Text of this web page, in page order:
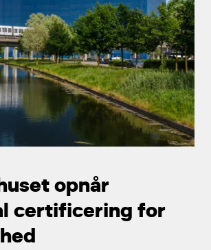
opnår
certificering for